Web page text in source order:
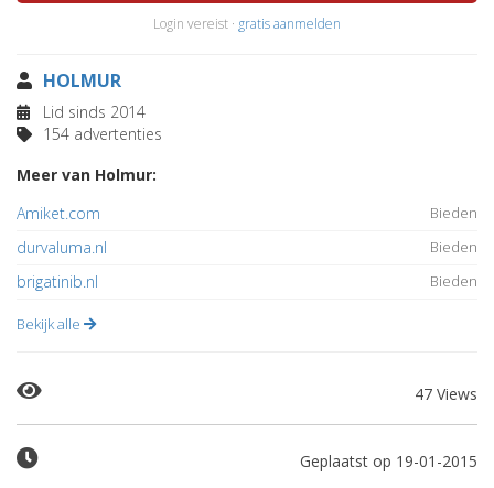
Login vereist · gratis aanmelden
HOLMUR
Lid sinds 2014
154 advertenties
Meer van Holmur:
Amiket.com
Bieden
durvaluma.nl Bieden
brigatinib.nl Bieden
Bekijk alle
47 Views
Geplaatst op 19-01-2015